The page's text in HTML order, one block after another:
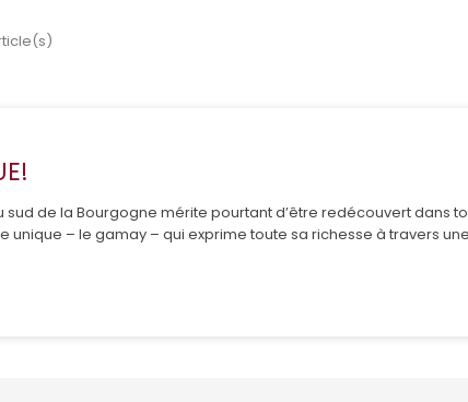
de la Bourgogne mérite pourtant d’être redécouvert dans
unique – le gamay – qui exprime toute sa richesse à travers